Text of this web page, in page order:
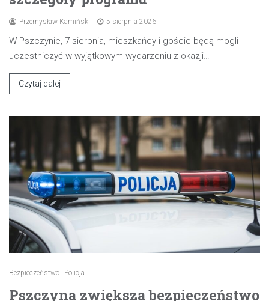
Przemysław Kamiński 5 sierpnia 2026
W Pszczynie, 7 sierpnia, mieszkańcy i goście będą mogli
uczestniczyć w wyjątkowym wydarzeniu z okazji…
Czytaj dalej
Bezpieczeństwo Policja
Pszczyna zwiększa bezpieczeństwo